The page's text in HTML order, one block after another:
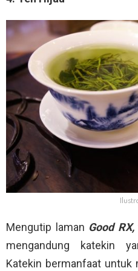
Mengutip laman Good RX,
mengandung katekin
Katekin bermanfaat untuk